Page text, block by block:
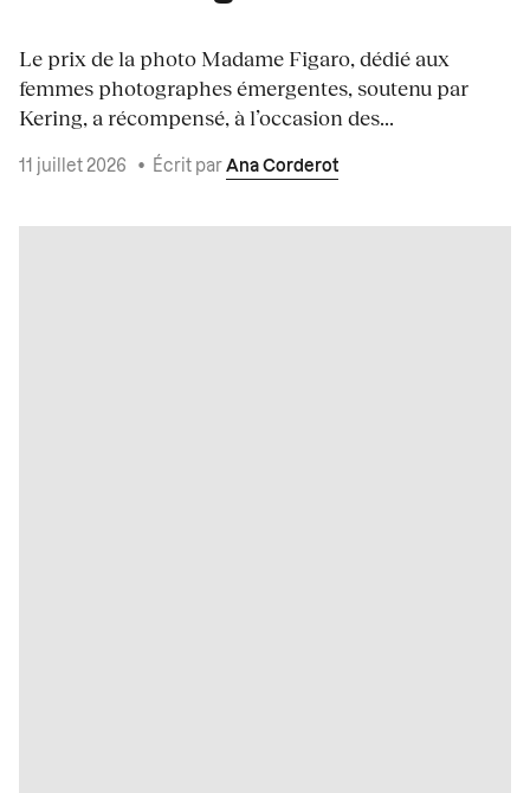
Le prix de la photo Madame Figaro, dédié aux
femmes photographes émergentes, soutenu par
Kering, a récompensé, à l’occasion des...
11 juillet 2026 • Écrit par Ana Corderot